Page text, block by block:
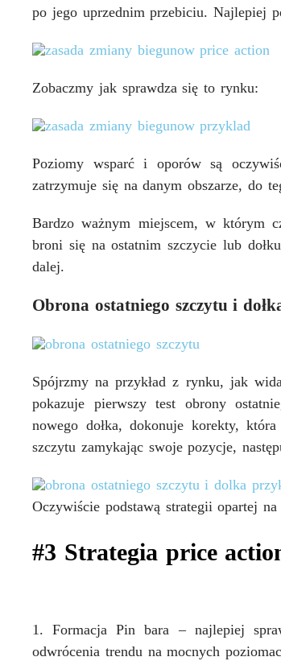
po jego uprzednim przebiciu. Najlepiej
Zobaczmy jak sprawdza się to rynku:
Poziomy wsparć i oporów są
zatrzymuje się na danym obszarze, do
Bardzo ważnym miejscem, w którym
broni się na ostatnim szczycie lub
dalej.
Obrona ostatniego szczytu i
Spójrzmy na przykład z rynku, jak
pokazuje pierwszy test obrony
nowego dołka, dokonuje korekty,
szczytu zamykając swoje pozycje,
Oczywiście podstawą strategii opartej
#3 Strategia price
1.Formacja Pin bara – najlepiej
odwrócenia trendu na mocnych